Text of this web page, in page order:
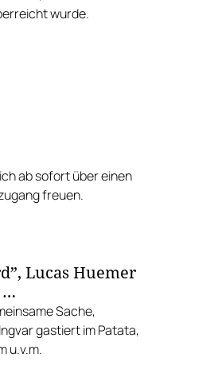
wurde.
ab sofort über einen
freuen.
Lucas Huemer
…
Sache,
gastiert im Patata,
u.v.m.